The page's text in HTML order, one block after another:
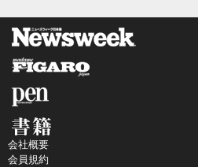
会社概要
会員規約